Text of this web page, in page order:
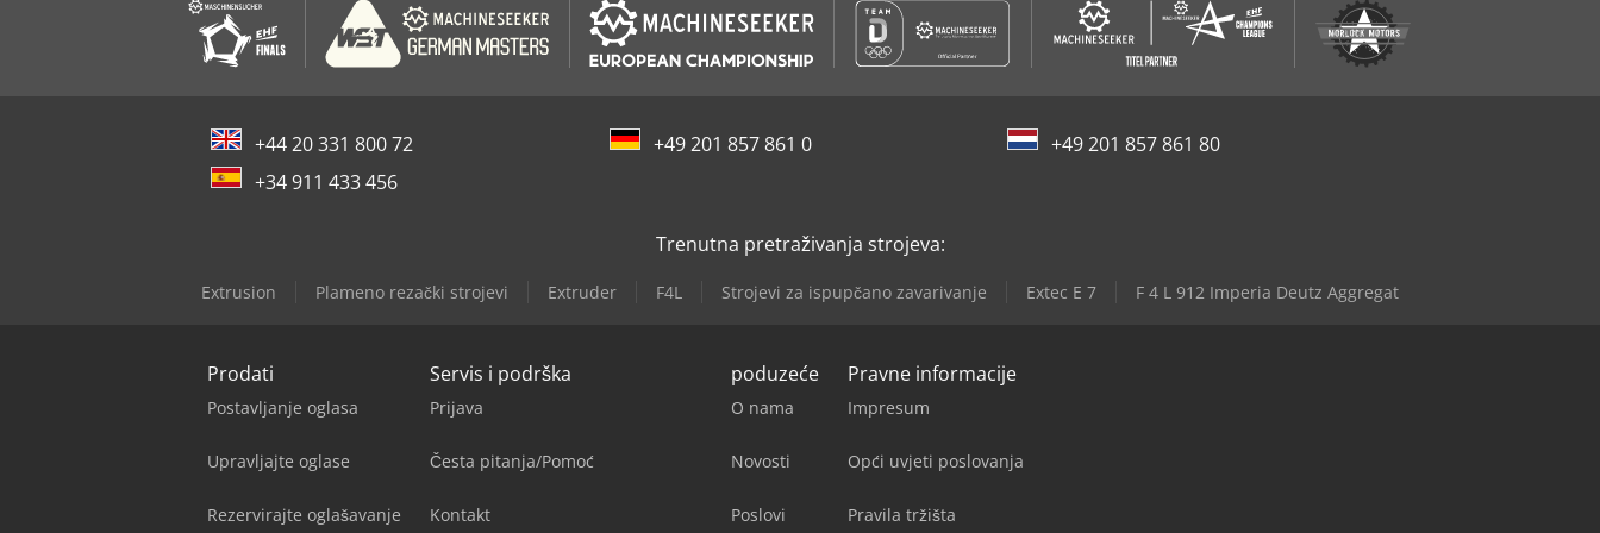
+44 20 331 800 72 +49 201 857 861 0
+49 201 857 861 80
+34 911 433 456
Trenutna pretraživanja strojeva:
Extrusion Plameno rezački strojevi Extruder F4L Strojevi za ispupčano zavarivanje Extec E 7 F 4 L 912 Imperia Deutz Aggregat
Prodati
Postavljanje oglasa
Upravljajte oglase
Rezervirajte oglašavanje
Servis i podrška
Prijava
Česta pitanja/Pomoć
Kontakt
poduzeće
O nama
Novosti
Poslovi
Pravne informacije
Impresum
Opći uvjeti poslovanja
Pravila tržišta